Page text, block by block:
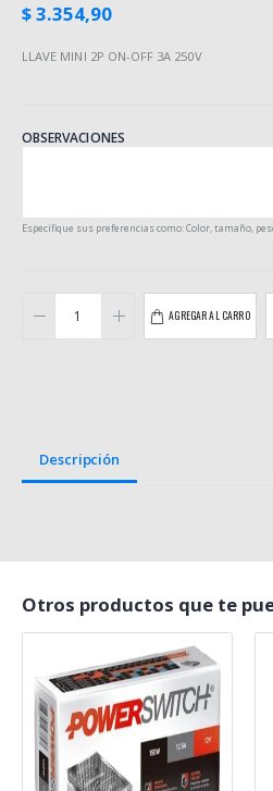
$ 3.354,90
LLAVE MINI 2P ON-OFF 3A 250V
OBSERVACIONES
Especifique sus preferencias como: Color, tamaño, peso
AGREGAR AL CARRO
Descripción
Otros productos que te